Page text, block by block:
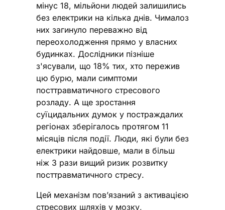
мінус 18, мільйони людей залишились
без електрики на кілька днів. Чималоз
них загинуло переважно від
переохолодження прямо у власних
будинках. Дослідники пізніше
з'ясували, що 18% тих, хто пережив
цю бурю, мали симптоми
посттравматичного стресового
розладу. А ще зростання
суїцидальних думок у постраждалих
регіонах зберігалось протягом 11
місяців після події. Люди, які були без
електрики найдовше, мали в більш
ніж 3 рази вищий ризик розвитку
посттравматичного стресу.
Цей механізм пов’язаний з активацією
стресових шляхів у мозку,